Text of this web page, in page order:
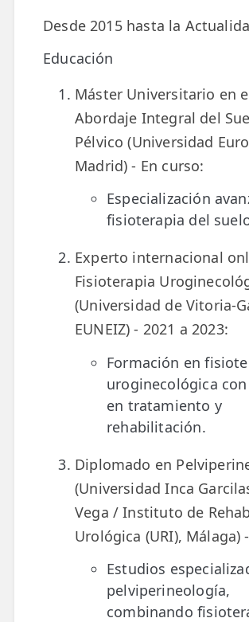
Desde 2015 hasta la
Educación
Máster Universitario en
Abordaje Integral del
Pélvico (Universidad
Madrid) - En curso:
Especialización
fisioterapia del
Experto internacional
Fisioterapia
(Universidad de Vitoria-
EUNEIZ) - 2021 a 2023:
Formación en
uroginecológica
en tratamiento y
rehabilitación.
Diplomado en
(Universidad Inca
Vega / Instituto de
Urológica (URI), Málaga)
Estudios
pelviperineología,
combinando